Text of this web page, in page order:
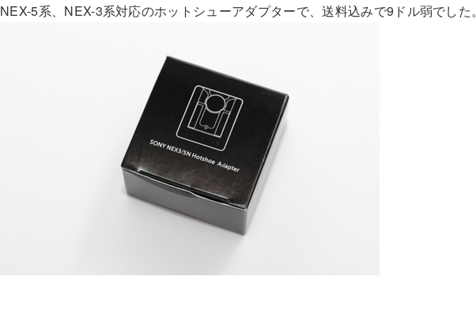
NEX-5系、NEX-3系対応のホットシューアダプターで、送料込みで9ドル弱でした。